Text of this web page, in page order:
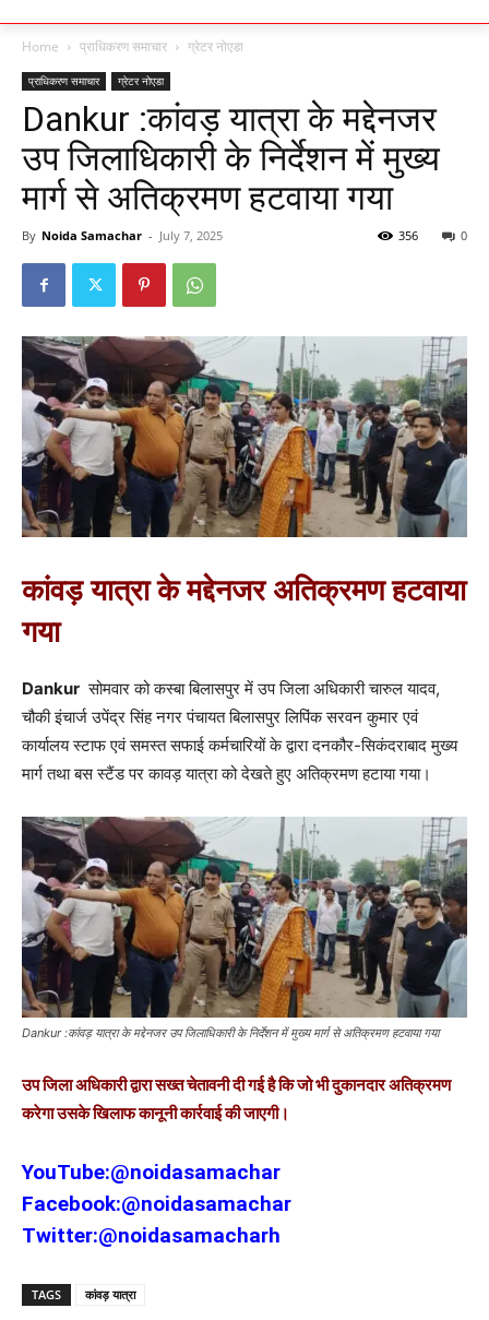
Home प्राधिकरण समाचार ग्रेटर नोएडा
प्राधिकरण समाचार ग्रेटर नोएडा
Dankur :कांवड़ यात्रा के मद्देनजर
उप जिलाधिकारी के निर्देशन में मुख्य
मार्ग से अतिक्रमण हटवाया गया
By Noida Samachar - July 7, 2025 0
356
कांवड़ यात्रा के मद्देनजर अतिक्रमण हटवाया
गया
Dankur सोमवार को कस्बा बिलासपुर में उप जिला अधिकारी चारुल यादव,
चौकी इंचार्ज उपेंद्र सिंह नगर पंचायत बिलासपुर लिपिंक सरवन कुमार एवं
कार्यालय स्टाफ एवं समस्त सफाई कर्मचारियों के द्वारा दनकौर-सिकंदराबाद मुख्य
मार्ग तथा बस स्टैंड पर कावड़ यात्रा को देखते हुए अतिक्रमण हटाया गया।
Dankur :कांवड़ यात्रा के मद्देनजर उप जिलाधिकारी के निर्देशन में मुख्य मार्ग से अतिक्रमण हटवाया गया
उप जिला अधिकारी द्वारा सख्त चेतावनी दी गई है कि जो भी दुकानदार अतिक्रमण
करेगा उसके खिलाफ कानूनी कार्रवाई की जाएगी।
YouTube:@noidasamachar
Facebook:@noidasamachar
Twitter:@noidasamacharh
TAGS कांवड़ यात्रा